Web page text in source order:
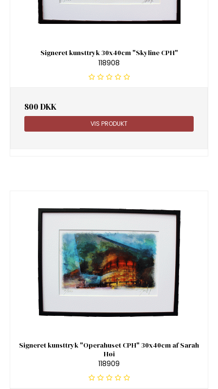
Signeret kunsttryk 30x40cm "Skyline CPH"
118908
800 DKK
VIS PRODUKT
Signeret kunsttryk "Operahuset CPH" 30x40cm af Sarah
Høi
118909